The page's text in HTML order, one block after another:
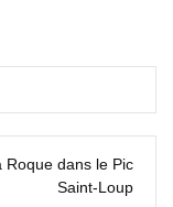
Roque dans le Pic
Saint‑Loup